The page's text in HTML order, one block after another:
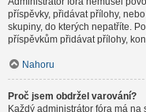
příspěvky, přidávat přílohy,
skupiny, do kterých nepatříte.
příspěvkům přidávat přílohy,
Nahoru
Proč jsem obdržel varování?
Každý administrátor fóra má